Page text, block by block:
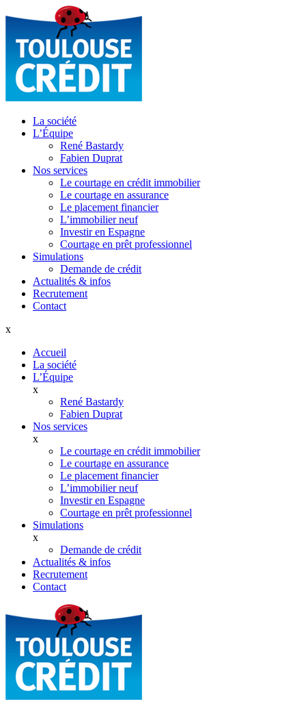
La société
L’Équipe
René Bastardy
Fabien Duprat
Nos services
Le courtage en crédit immobilier
Le courtage en assurance
Le placement financier
L’immobilier neuf
Investir en Espagne
Courtage en prêt professionnel
Simulations
Demande de crédit
Actualités & infos
Recrutement
Contact
x
Accueil
La société
L’Équipe
x
René Bastardy
Fabien Duprat
Nos services
x
Le courtage en crédit immobilier
Le courtage en assurance
Le placement financier
L’immobilier neuf
Investir en Espagne
Courtage en prêt professionnel
Simulations
x
Demande de crédit
Actualités & infos
Recrutement
Contact